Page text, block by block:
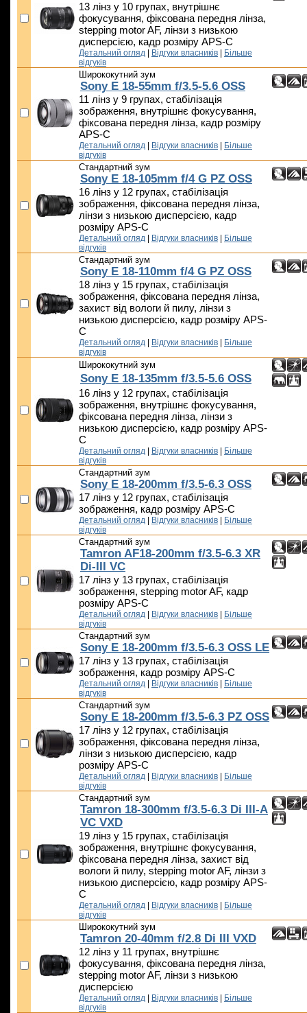
13 лінз у 10 групах, внутрішнє
фокусування, фіксована передня лінза,
stepping motor AF, лінзи з низькою
дисперсією, кадр розміру APS-C
Детальний огляд Відгуки власників
Більше
відгуків
Ширококутний зум
Sony E 18-55mm f/3.5-5.6 OSS
11 лінз у 9 групах, стабілізація
зображення, внутрішнє фокусування,
фіксована передня лінза, кадр розміру
APS-C
Детальний огляд Відгуки власників
Більше
відгуків
Стандартний зум
Sony E 18-105mm f/4 G PZ OSS
16 лінз у 12 групах, стабілізація
зображення, фіксована передня лінза,
лінзи з низькою дисперсією, кадр
розміру APS-C
Детальний огляд Відгуки власників
Більше
відгуків
Стандартний зум
Sony E 18-110mm f/4 G PZ OSS
18 лінз у 15 групах, стабілізація
зображення, фіксована передня лінза,
захист від вологи й пилу, лінзи з
низькою дисперсією, кадр розміру APS-
C
Детальний огляд Відгуки власників
Більше
відгуків
Ширококутний зум
Sony E 18-135mm f/3.5-5.6 OSS
16 лінз у 12 групах, стабілізація
зображення, внутрішнє фокусування,
фіксована передня лінза, лінзи з
низькою дисперсією, кадр розміру APS-
C
Детальний огляд Відгуки власників
Більше
відгуків
Стандартний зум
Sony E 18-200mm f/3.5-6.3 OSS
17 лінз у 12 групах, стабілізація
зображення, кадр розміру APS-C
Детальний огляд Відгуки власників
Більше
відгуків
Стандартний зум
Tamron AF18-200mm f/3.5-6.3 XR
Di-III VC
17 лінз у 13 групах, стабілізація
зображення, stepping motor AF, кадр
розміру APS-C
Детальний огляд Відгуки власників
Більше
відгуків
Стандартний зум
Sony E 18-200mm f/3.5-6.3 OSS LE
17 лінз у 13 групах, стабілізація
зображення, кадр розміру APS-C
Детальний огляд Відгуки власників
Більше
відгуків
Стандартний зум
Sony E 18-200mm f/3.5-6.3 PZ OSS
17 лінз у 12 групах, стабілізація
зображення, фіксована передня лінза,
лінзи з низькою дисперсією, кадр
розміру APS-C
Детальний огляд Відгуки власників
Більше
відгуків
Стандартний зум
Tamron 18-300mm f/3.5-6.3 Di III-A
VC VXD
19 лінз у 15 групах, стабілізація
зображення, внутрішнє фокусування,
фіксована передня лінза, захист від
вологи й пилу, stepping motor AF, лінзи з
низькою дисперсією, кадр розміру APS-
C
Детальний огляд Відгуки власників
Більше
відгуків
Ширококутний зум
Tamron 20-40mm f/2.8 Di III VXD
12 лінз у 11 групах, внутрішнє
фокусування, фіксована передня лінза,
stepping motor AF, лінзи з низькою
дисперсією
Детальний огляд Відгуки власників
Більше
відгуків